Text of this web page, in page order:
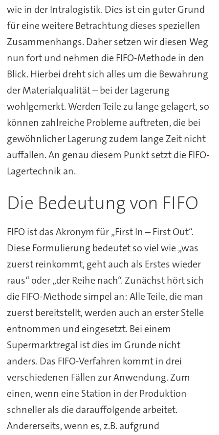
wie in der Intralogistik. Dies ist ein guter Grund
für eine weitere Betrachtung dieses speziellen
Zusammenhangs. Daher setzen wir diesen Weg
nun fort und nehmen die FIFO-Methode in den
Blick. Hierbei dreht sich alles um die Bewahrung
der Materialqualität – bei der Lagerung
wohlgemerkt. Werden Teile zu lange gelagert, so
können zahlreiche Probleme auftreten, die bei
gewöhnlicher Lagerung zudem lange Zeit nicht
auffallen. An genau diesem Punkt setzt die FIFO-
Lagertechnik an.
Die Bedeutung von FIFO
FIFO ist das Akronym für „First In – First Out“.
Diese Formulierung bedeutet so viel wie „was
zuerst reinkommt, geht auch als Erstes wieder
raus“ oder „der Reihe nach“. Zunächst hört sich
die FIFO-Methode simpel an: Alle Teile, die man
zuerst bereitstellt, werden auch an erster Stelle
entnommen und eingesetzt. Bei einem
Supermarktregal ist dies im Grunde nicht
anders. Das FIFO-Verfahren kommt in drei
verschiedenen Fällen zur Anwendung. Zum
einen, wenn eine Station in der Produktion
schneller als die darauffolgende arbeitet.
Andererseits, wenn es, z.B. aufgrund